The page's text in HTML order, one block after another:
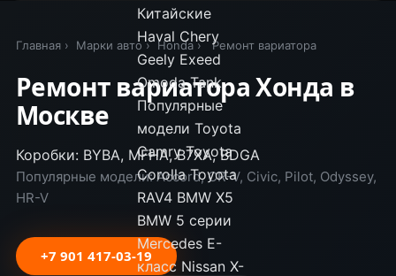
Китайские
Haval Chery
Geely Exeed
Omoda Tank
Популярные
модели Toyota
Camry Toyota
Corolla Toyota
RAV4 BMW X5
BMW 5 серии
Mercedes E-
класс Nissan X-
Главная › Марки авто › Honda › Ремонт вариатора
Ремонт вариатора Хонда в
Москве
Коробки: BYBA, MFHA, B7XA, BDGA
Популярные модели: Accord, CR-V, Civic, Pilot, Odyssey,
HR-V
+7 901 417-03-19